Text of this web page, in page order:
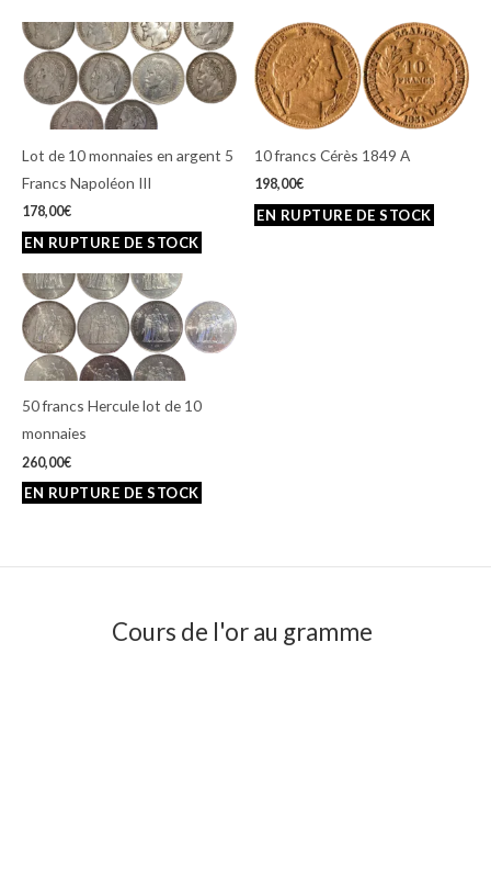
Lot de 10 monnaies en argent 5
Francs Napoléon III
178,00€
10 francs Cérès 1849 A
198,00€
50 francs Hercule lot de 10
monnaies
260,00€
Cours de l'or au gramme